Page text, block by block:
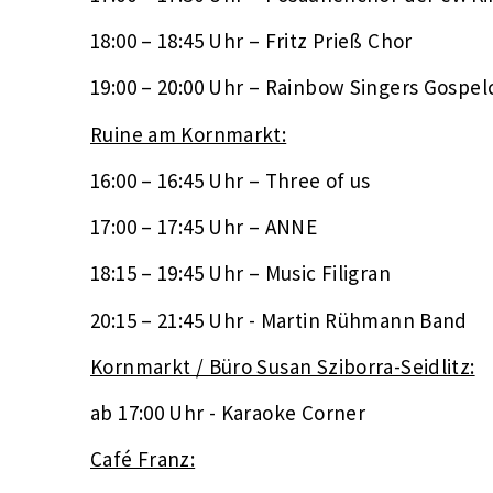
18:00 – 18:45 Uhr – Fritz Prieß Chor
19:00 – 20:00 Uhr – Rainbow Singers
Ruine am Kornmarkt:
16:00 – 16:45 Uhr – Three of us
17:00 – 17:45 Uhr – ANNE
18:15 – 19:45 Uhr – Music Filigran
20:15 – 21:45 Uhr - Martin Rühmann Band
Kornmarkt / Büro Susan Sziborra-Seidlitz:
ab 17:00 Uhr - Karaoke Corner
Café Franz: